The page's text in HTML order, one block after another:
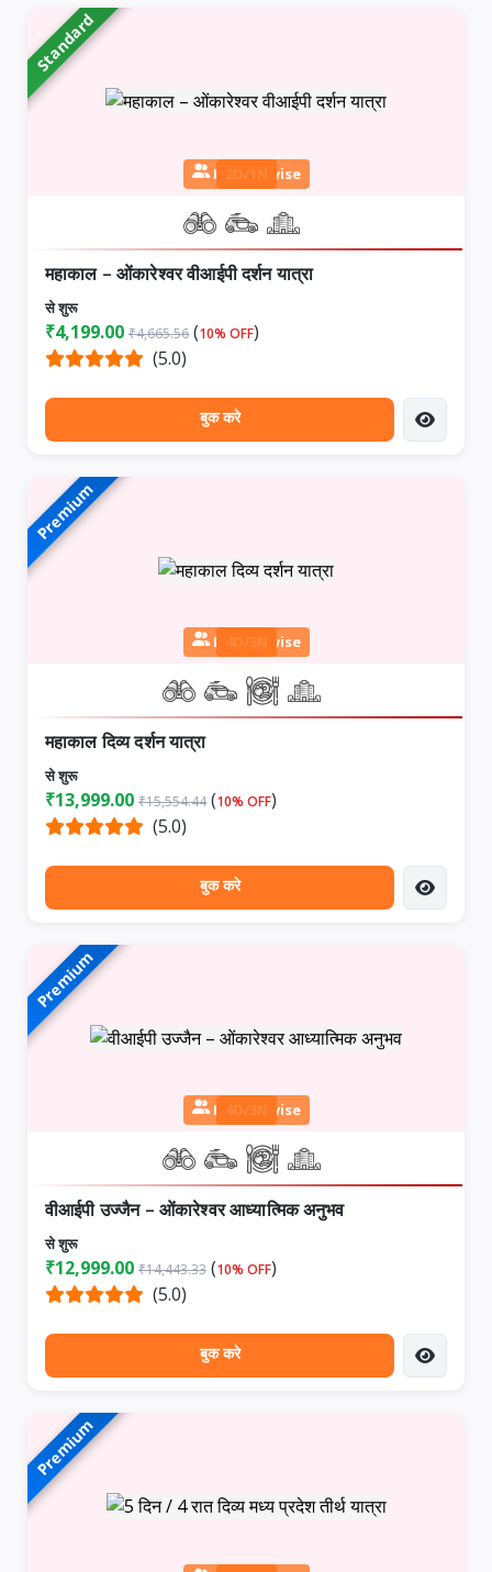
Standard
Person wise
2D/1N
महाकाल – ओंकारेश्वर वीआईपी दर्शन यात्रा
से शुरू
₹4,199.00 ₹4,665.56 (10% OFF)
(5.0)
बुक करे
Premium
Person wise
4D/3N
महाकाल दिव्य दर्शन यात्रा
से शुरू
₹13,999.00 ₹15,554.44 (10% OFF)
(5.0)
बुक करे
Premium
Person wise
4D/3N
वीआईपी उज्जैन – ओंकारेश्वर आध्यात्मिक अनुभव
से शुरू
₹12,999.00 ₹14,443.33 (10% OFF)
(5.0)
बुक करे
Premium